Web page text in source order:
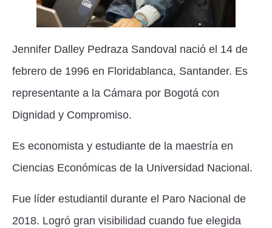
Jennifer Dalley Pedraza Sandoval nació el 14 de
febrero de 1996 en Floridablanca, Santander. Es
representante a la Cámara por Bogotá con
Dignidad y Compromiso.
Es economista y estudiante de la maestría en
Ciencias Económicas de la Universidad Nacional.
Fue líder estudiantil durante el Paro Nacional de
2018. Logró gran visibilidad cuando fue elegida